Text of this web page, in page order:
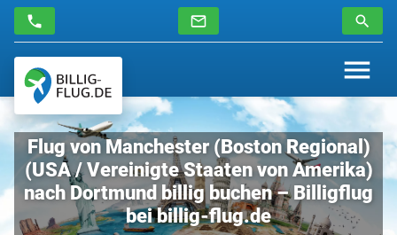
Flug von Manchester (Boston Regional)
(USA / Vereinigte Staaten von Amerika)
nach Dortmund billig buchen – Billigflug
bei billig-flug.de